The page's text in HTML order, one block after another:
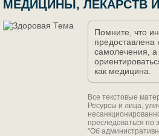
МЕДИЦИНЫ, ЛЕКАРСТВ
Помните, что
предоставлена
самолечения, а
как медицина.
Все текстовые
Ресурсы и лица,
преследоваться по
"Об